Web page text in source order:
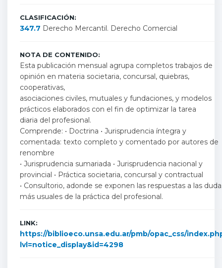
CLASIFICACIÓN:
347.7 Derecho Mercantil. Derecho Comercial
NOTA DE CONTENIDO:
Esta publicación mensual agrupa completos trabajos de
opinión en materia societaria, concursal, quiebras,
cooperativas,
asociaciones civiles, mutuales y fundaciones, y modelos
prácticos elaborados con el fin de optimizar la tarea
diaria del profesional.
Comprende: • Doctrina • Jurisprudencia íntegra y
comentada: texto completo y comentado por autores de
renombre
• Jurisprudencia sumariada • Jurisprudencia nacional y
provincial • Práctica societaria, concursal y contractual
• Consultorio, adonde se exponen las respuestas a las
más usuales de la práctica del profesional.
LINK:
https://biblioeco.unsa.edu.ar/pmb/opac_css/
lvl=notice_display&id=4298